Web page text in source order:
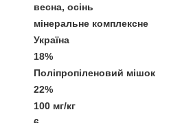
весна, осінь
мінеральне комплексне
Україна
18%
Поліпропіленовий мішок
22%
100 мг/кг